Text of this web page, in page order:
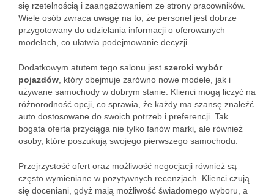
się rzetelnością i zaangażowaniem ze strony pracowników.
Wiele osób zwraca uwagę na to, że personel jest dobrze
przygotowany do udzielania informacji o oferowanych
modelach, co ułatwia podejmowanie decyzji.
Dodatkowym atutem tego salonu jest szeroki wybór
pojazdów , który obejmuje zarówno nowe modele, jak i
używane samochody w dobrym stanie. Klienci mogą liczyć na
różnorodność opcji, co sprawia, że każdy ma szansę znaleźć
auto dostosowane do swoich potrzeb i preferencji. Tak
bogata oferta przyciąga nie tylko fanów marki, ale również
osoby, które poszukują swojego pierwszego samochodu.
Przejrzystość ofert oraz możliwość negocjacji również są
często wymieniane w pozytywnych recenzjach. Klienci czują
się doceniani, gdyż mają możliwość świadomego wyboru, a